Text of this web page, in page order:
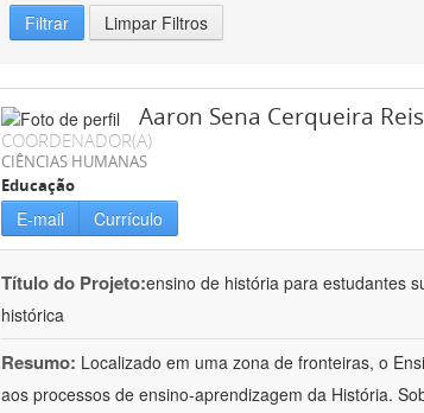
Filtrar Limpar Filtros
Aaron Sena Cerqueira Reis
COORDENADOR(A)
CIÊNCIAS HUMANAS
Educação
E-mail Currículo
Título do Projeto:ensino de história para estudantes
histórica
Resumo: Localizado em uma zona de fronteiras, o
aos processos de ensino-aprendizagem da História.